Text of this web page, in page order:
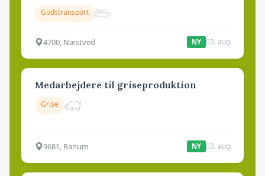
Godstransport
4700, Næstved NY 03. aug.
Medarbejdere til griseproduktion
Grise
9681, Ranum NY 03. aug.